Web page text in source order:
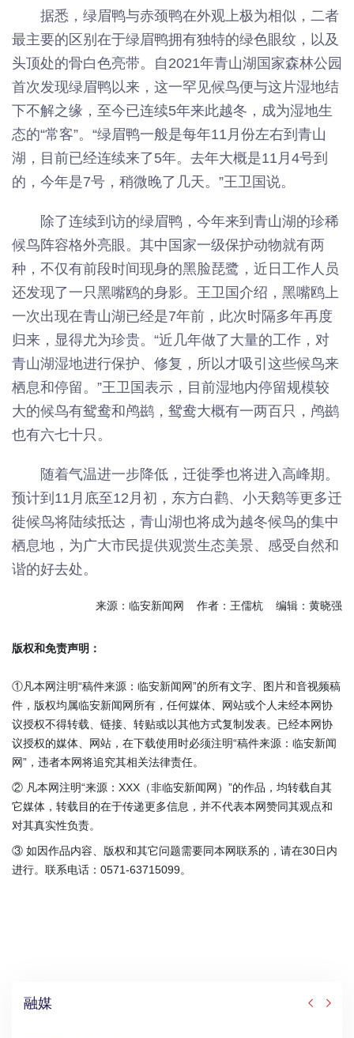
据悉，绿眉鸭与赤颈鸭在外观上极为相似，二者
最主要的区别在于绿眉鸭拥有独特的绿色眼纹，以及
头顶处的骨白色亮带。自2021年青山湖国家森林公园
首次发现绿眉鸭以来，这一罕见候鸟便与这片湿地结
下不解之缘，至今已连续5年来此越冬，成为湿地生
态的“常客”。“绿眉鸭一般是每年11月份左右到青山
湖，目前已经连续来了5年。去年大概是11月4号到
的，今年是7号，稍微晚了几天。”王卫国说。
除了连续到访的绿眉鸭，今年来到青山湖的珍稀
候鸟阵容格外亮眼。其中国家一级保护动物就有两
种，不仅有前段时间现身的黑脸琵鹭，近日工作人员
还发现了一只黑嘴鸥的身影。王卫国介绍，黑嘴鸥上
一次出现在青山湖已经是7年前，此次时隔多年再度
归来，显得尤为珍贵。“近几年做了大量的工作，对
青山湖湿地进行保护、修复，所以才吸引这些候鸟来
栖息和停留。”王卫国表示，目前湿地内停留规模较
大的候鸟有鸳鸯和鸬鹚，鸳鸯大概有一两百只，鸬鹚
也有六七十只。
随着气温进一步降低，迁徙季也将进入高峰期。
预计到11月底至12月初，东方白鹳、小天鹅等更多迁
徙候鸟将陆续抵达，青山湖也将成为越冬候鸟的集中
栖息地，为广大市民提供观赏生态美景、感受自然和
谐的好去处。
来源：临安新闻网 作者：王儒杭 编辑：黄晓强
版权和免责声明：
①凡本网注明“稿件来源：临安新闻网”的所有文字、图片和音视频稿
件，版权均属临安新闻网所有，任何媒体、网站或个人未经本网协
议授权不得转载、链接、转贴或以其他方式复制发表。已经本网协
议授权的媒体、网站，在下载使用时必须注明“稿件来源：临安新闻
网”，违者本网将追究其相关法律责任。
② 凡本网注明“来源：XXX（非临安新闻网）”的作品，均转载自其
它媒体，转载目的在于传递更多信息，并不代表本网赞同其观点和
对其真实性负责。
③ 如因作品内容、版权和其它问题需要同本网联系的，请在30日内
进行。联系电话：0571-63715099。
融媒